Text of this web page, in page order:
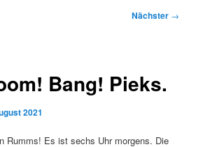
Nächster →
Bang! Pieks.
2021
Rumms! Es ist sechs Uhr morgens. Die